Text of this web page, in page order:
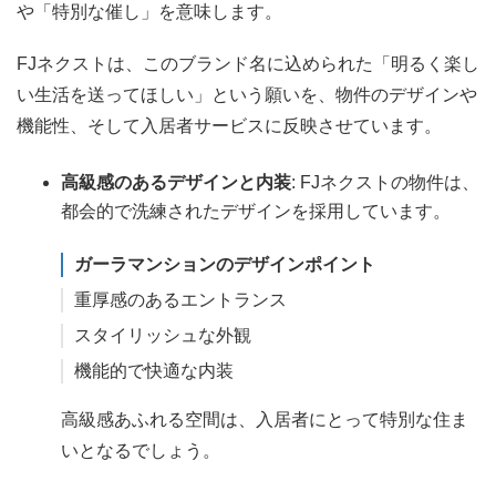
や「特別な催し」を意味します。
FJネクストは、このブランド名に込められた「明るく楽し
い生活を送ってほしい」という願いを、物件のデザインや
機能性、そして入居者サービスに反映させています。
高級感のあるデザインと内装: FJネクストの物件は、
都会的で洗練されたデザインを採用しています。
ガーラマンションのデザインポイント
重厚感のあるエントランス
スタイリッシュな外観
機能的で快適な内装
高級感あふれる空間は、入居者にとって特別な住ま
いとなるでしょう。